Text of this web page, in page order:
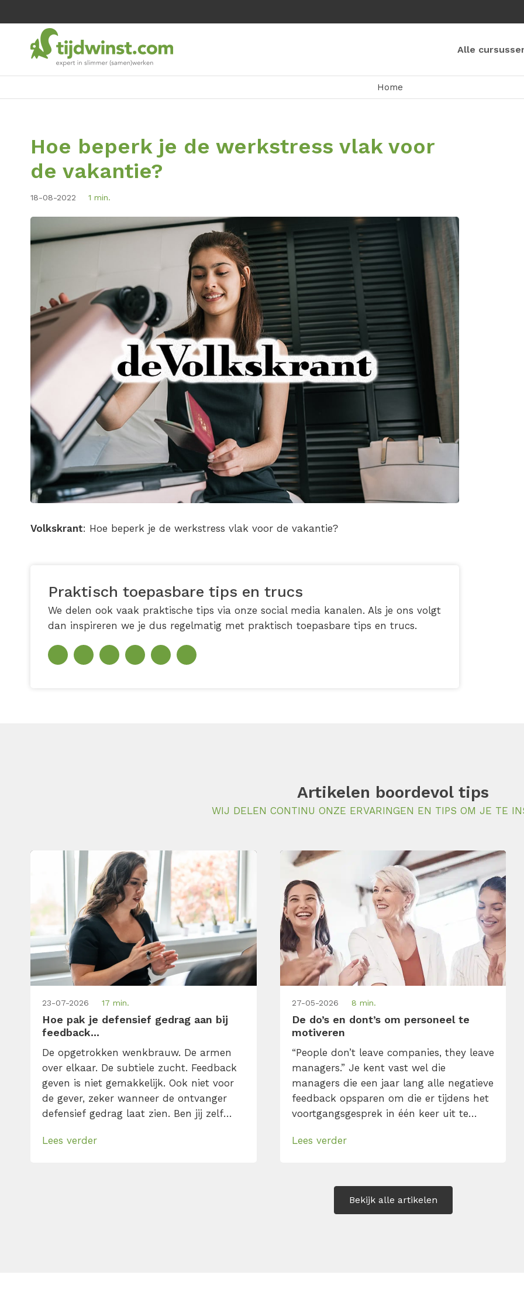
Alle
Home
Hoe beperk je de werkstress vlak voor
de vakantie?
18-08-2022 1 min.
Volkskrant: Hoe beperk je de werkstress vlak voor de vakantie?
Praktisch toepasbare tips en trucs
We delen ook vaak praktische tips via onze social media kanalen. Als je ons volgt
dan inspireren we je dus regelmatig met praktisch toepasbare tips en trucs.
Artikelen boordevol tips
WIJ DELEN CONTINU ONZE ERVARINGEN EN TIPS OM JE TE
23-07-2026 17 min.
Hoe pak je defensief gedrag aan bij
feedback...
De opgetrokken wenkbrauw. De armen
over elkaar. De subtiele zucht. Feedback
geven is niet gemakkelijk. Ook niet voor
de gever, zeker wanneer de ontvanger
defensief gedrag laat zien. Ben jij zelf
dat negatieve stemmetje in je hoofd ook
Lees verder
27-05-2026 8 min.
De do’s en dont’s om personeel te
motiveren
“People don’t leave companies, they leave
managers.” Je kent vast wel die
managers die een jaar lang alle negatieve
feedback opsparen om die er tijdens het
voortgangsgesprek in één keer uit te
ongemakkelijk “Maar je kleedt je wel
voldoende is om personeel te motiveren.
Lees verder
Bekijk alle artikelen